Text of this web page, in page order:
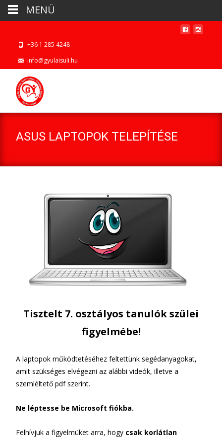
+36 1 285 4248
info@gyulaisuli.hu
ASUS LAPTOPOK TELEPÍTÉSE
Tisztelt 7. osztályos tanulók szülei
figyelmébe!
A laptopok működtetéséhez feltettünk segédanyagokat,
amit szükséges elvégezni az alábbi videók, illetve a
szemléltető pdf szerint.
Ne léptesse be Microsoft fiókba.
Felhívjuk a figyelmüket arra, hogy csak korlátlan
MENÜ